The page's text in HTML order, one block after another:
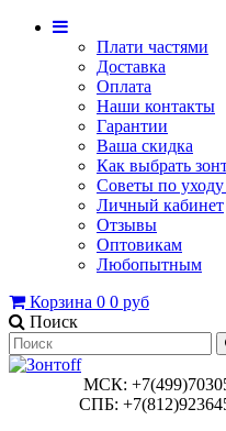
Плати частями
Доставка
Оплата
Наши контакты
Гарантии
Ваша скидка
Как выбрать
Советы по уходу
Личный кабинет
Отзывы
Оптовикам
Любопытным
Корзина 0 0 руб
Поиск
МСК:
СПБ: